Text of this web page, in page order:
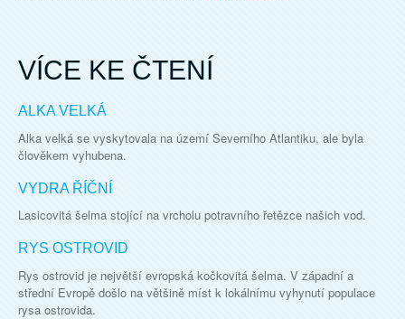
VÍCE KE ČTENÍ
ALKA VELKÁ
Alka velká se vyskytovala na území Severního Atlantiku, ale byla
člověkem vyhubena.
VYDRA ŘÍČNÍ
Lasicovitá šelma stojící na vrcholu potravního řetězce našich vod.
RYS OSTROVID
Rys ostrovid je největší evropská kočkovitá šelma. V západní a
střední Evropě došlo na většině míst k lokálnímu vyhynutí populace
rysa ostrovida.